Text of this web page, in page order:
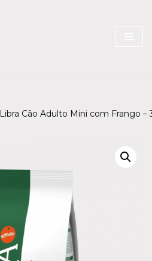
Libra Cão Adulto Mini com Frango –